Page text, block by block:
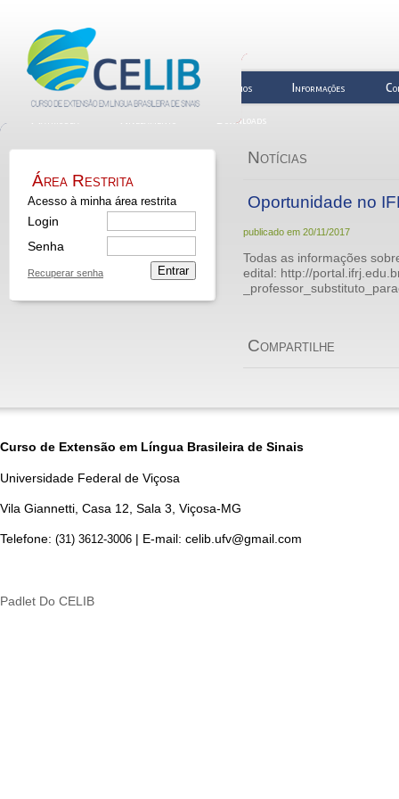
Biblioteca Quem Somos Horários Informações
Matrícula
Nivelamento Downloads
Área Restrita
Acesso à minha área restrita
Login
Senha
Recuperar senha Entrar
Notícias
Oportunidade no
publicado em20/11/2017
Todas as informações
edital: http://
Compartilhe
Curso de Extensão em Língua Brasileira de Sinais
Universidade Federal de Viçosa
Vila Giannetti, Casa 12, Sala 3, Viçosa-MG
Telefone: (31) 3612-3006 | E-mail: celib.ufv@gmail.com
Padlet Do CELIB